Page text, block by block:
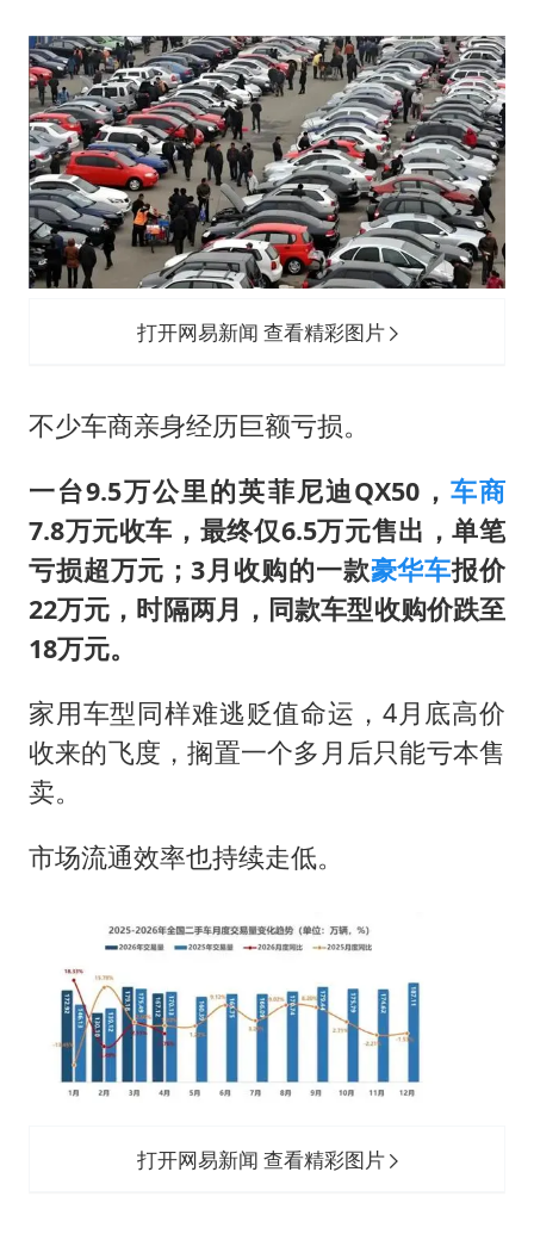
打开网易新闻 查看精彩图片
不少车商亲身经历巨额亏损。
一台9.5万公里的英菲尼迪QX50，车商
7.8万元收车，最终仅6.5万元售出，单笔
亏损超万元；3月收购的一款豪华车报价
22万元，时隔两月，同款车型收购价跌至
18万元。
家用车型同样难逃贬值命运，4月底高价
收来的飞度，搁置一个多月后只能亏本售
卖。
市场流通效率也持续走低。
打开网易新闻 查看精彩图片